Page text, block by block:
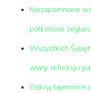
Niezapomniane
półkolonie
Wszystkich
wiary, refleksji i
Odkryj tajemnice